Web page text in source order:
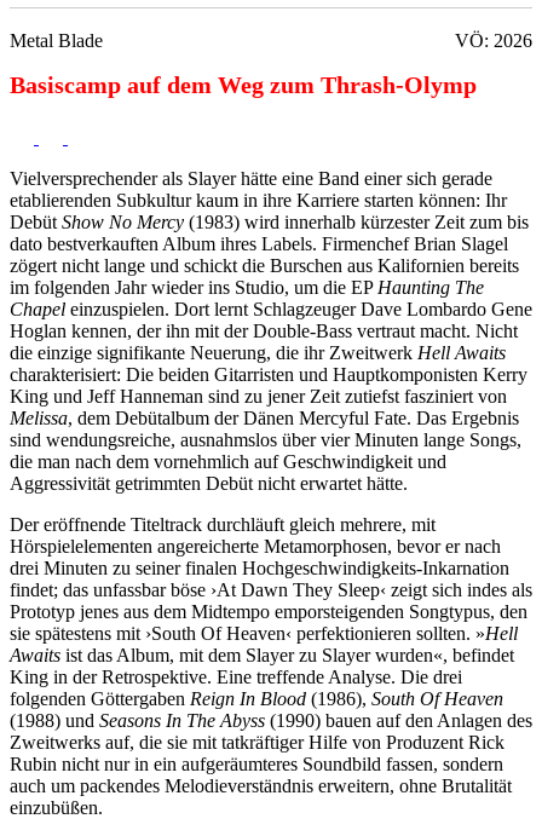
Metal Blade VÖ: 2026
Basiscamp auf dem Weg zum Thrash-Olymp
Vielversprechender als Slayer hätte eine Band einer sich gerade
etablierenden Subkultur kaum in ihre Karriere starten können: Ihr
Debüt Show No Mercy (1983) wird innerhalb kürzester Zeit zum bis
dato bestverkauften Album ihres Labels. Firmenchef Brian Slagel
zögert nicht lange und schickt die Burschen aus Kalifornien bereits
im folgenden Jahr wieder ins Studio, um die EP Haunting The
Chapel einzuspielen. Dort lernt Schlagzeuger Dave Lombardo Gene
Hoglan kennen, der ihn mit der Double-Bass vertraut macht. Nicht
die einzige signifikante Neuerung, die ihr Zweitwerk Hell Awaits
charakterisiert: Die beiden Gitarristen und Hauptkomponisten Kerry
King und Jeff Hanneman sind zu jener Zeit zutiefst fasziniert von
Melissa, dem Debütalbum der Dänen Mercyful Fate. Das Ergebnis
sind wendungsreiche, ausnahmslos über vier Minuten lange Songs,
die man nach dem vornehmlich auf Geschwindigkeit und
Aggressivität getrimmten Debüt nicht erwartet hätte.
Der eröffnende Titeltrack durchläuft gleich mehrere, mit
Hörspielelementen angereicherte Metamorphosen, bevor er nach
drei Minuten zu seiner finalen Hochgeschwindigkeits-Inkarnation
findet; das unfassbar böse ›At Dawn They Sleep‹ zeigt sich indes als
Prototyp jenes aus dem Midtempo emporsteigenden Songtypus, den
sie spätestens mit ›South Of Heaven‹ perfektionieren sollten. »Hell
Awaits ist das Album, mit dem Slayer zu Slayer wurden«, befindet
King in der Retrospektive. Eine treffende Analyse. Die drei
folgenden Göttergaben Reign In Blood (1986), South Of Heaven
(1988) und Seasons In The Abyss (1990) bauen auf den Anlagen des
Zweitwerks auf, die sie mit tatkräftiger Hilfe von Produzent Rick
Rubin nicht nur in ein aufgeräumteres Soundbild fassen, sondern
auch um packendes Melodieverständnis erweitern, ohne Brutalität
einzubüßen.